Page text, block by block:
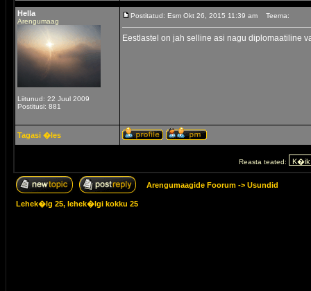
Hella
Arengumaag
Liitunud: 22 Juul 2009
Postitusi: 881
Postitatud: Esm Okt 26, 2015 11:39 am Teema:
Eestlastel on jah selline asi nagu diplomaatiline
Tagasi �les
Reasta teated:
Arengumaagide Foorum -> Usundid
Lehek�lg 25, lehek�lgi kokku 25